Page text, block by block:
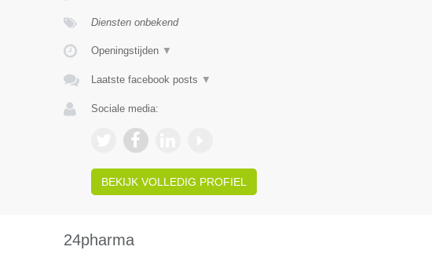
Diensten onbekend
Openingstijden ▼
Laatste facebook posts ▼
Sociale media:
BEKIJK VOLLEDIG PROFIEL
24pharma